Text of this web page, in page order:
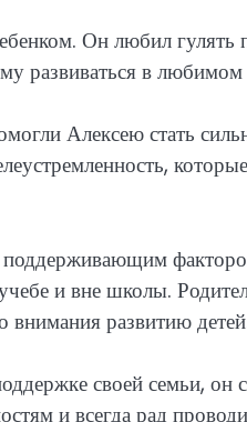
Он любил гулять
развиваться в любимом
Алексею стать
и вне школы.
развитию
своей семьи, он
и всегда рад